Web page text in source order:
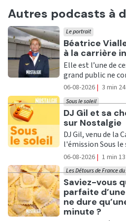
Autres podcasts à
Ecouter
Béatrice
à la carrière
Le portrait
Elle est l’une de
grand public ne
06-08-2026 | 3 min
Ecouter
DJ Gil et sa
sur Nostalgie
Sous le soleil
DJ Gil, venu de la
l'émission Sous le
06-08-2026 | 1 min
Ecouter
Saviez-vous
parfaite
ne dure
minute ?
Les Détours de France